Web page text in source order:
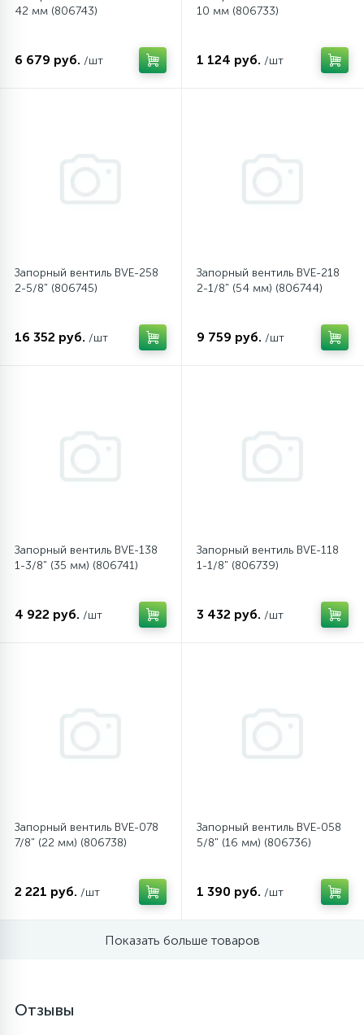
Сливные фильтры
Стекла люка
Суппорты (ступицы)
12
Щетки двигателя
Электронные модули
30
42 мм (806743)
6 679 руб. /шт
10 мм (806733)
1 124 руб. /шт
Запорный вентиль BVE-258
2-5/8" (806745)
16 352 руб. /шт
Запорный вентиль BVE-218
2-1/8" (54 мм) (806744)
9 759 руб. /шт
Запорный вентиль BVE-138
1-3/8" (35 мм) (806741)
4 922 руб. /шт
Запорный вентиль BVE-118
1-1/8" (806739)
3 432 руб. /шт
Запорный вентиль BVE-078
7/8" (22 мм) (806738)
2 221 руб. /шт
Запорный вентиль BVE-058
5/8" (16 мм) (806736)
1 390 руб. /шт
Показать больше товаров
Отзывы